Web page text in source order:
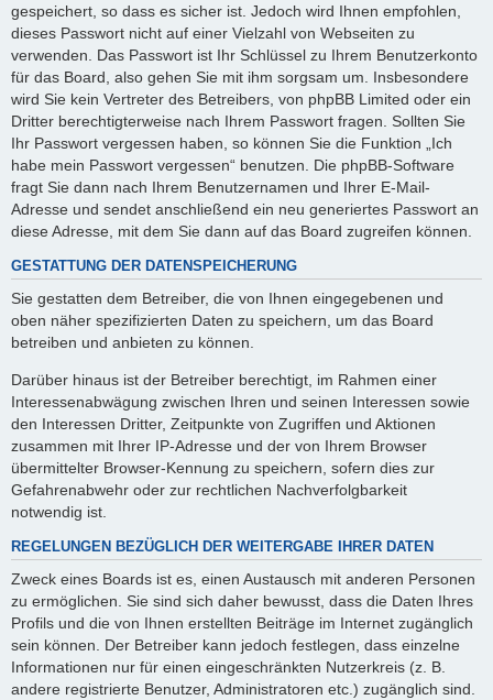
gespeichert, so dass es sicher ist. Jedoch wird Ihnen empfohlen,
dieses Passwort nicht auf einer Vielzahl von Webseiten zu
verwenden. Das Passwort ist Ihr Schlüssel zu Ihrem Benutzerkonto
für das Board, also gehen Sie mit ihm sorgsam um. Insbesondere
wird Sie kein Vertreter des Betreibers, von phpBB Limited oder ein
Dritter berechtigterweise nach Ihrem Passwort fragen. Sollten Sie
Ihr Passwort vergessen haben, so können Sie die Funktion „Ich
habe mein Passwort vergessen“ benutzen. Die phpBB-Software
fragt Sie dann nach Ihrem Benutzernamen und Ihrer E-Mail-
Adresse und sendet anschließend ein neu generiertes Passwort an
diese Adresse, mit dem Sie dann auf das Board zugreifen können.
GESTATTUNG DER DATENSPEICHERUNG
Sie gestatten dem Betreiber, die von Ihnen eingegebenen und
oben näher spezifizierten Daten zu speichern, um das Board
betreiben und anbieten zu können.
Darüber hinaus ist der Betreiber berechtigt, im Rahmen einer
Interessenabwägung zwischen Ihren und seinen Interessen sowie
den Interessen Dritter, Zeitpunkte von Zugriffen und Aktionen
zusammen mit Ihrer IP-Adresse und der von Ihrem Browser
übermittelter Browser-Kennung zu speichern, sofern dies zur
Gefahrenabwehr oder zur rechtlichen Nachverfolgbarkeit
notwendig ist.
REGELUNGEN BEZÜGLICH DER WEITERGABE IHRER DATEN
Zweck eines Boards ist es, einen Austausch mit anderen Personen
zu ermöglichen. Sie sind sich daher bewusst, dass die Daten Ihres
Profils und die von Ihnen erstellten Beiträge im Internet zugänglich
sein können. Der Betreiber kann jedoch festlegen, dass einzelne
Informationen nur für einen eingeschränkten Nutzerkreis (z. B.
andere registrierte Benutzer, Administratoren etc.) zugänglich sind.